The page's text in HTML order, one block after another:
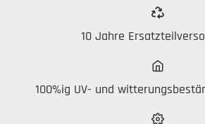
10 Jahre
100%ig UV- und